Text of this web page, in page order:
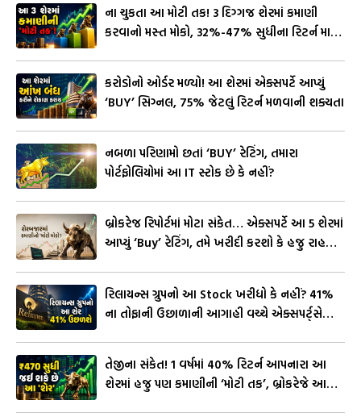
ના ચુકતા આ મોટી તક! 3 દિગ્ગજ શેરમાં કમાણી
કરવાનો મસ્ત મોકો, 32%-47% સુધીના રિટર્ન માટે
કરોડોનો ઓર્ડર મળ્યો! આ શેરમાં એક્સપર્ટે આપ્યું
‘BUY’ સિગ્નલ, 75% જેટલું રિટર્ન મળવાની શક્યતા
નબળા પરિણામો છતાં ‘BUY’ રેટિંગ, તમારા
પોર્ટફોલિયોમાં આ IT સ્ટોક છે કે નહીં?
બ્રોકરેજ રિપોર્ટમાં મોટા સંકેત… એક્સપર્ટે આ 5 શેરમાં
આપ્યું ‘Buy’ રેટિંગ, તમે ખરીદી કરશો કે હજુ રાહ
રિલાયન્સ ગ્રુપનો આ Stock ખરીદ્યો કે નહીં? 41%
ના તોફાની ઉછાળાની આગાહી વચ્ચે એક્સપર્ટ્સે
તેજીના સંકેત! 1 વર્ષમાં 40% રિટર્ન આપનારા આ
શેરમાં હજુ પણ કમાણીની ‘મોટી તક’, બ્રોકરેજે આપ્યું